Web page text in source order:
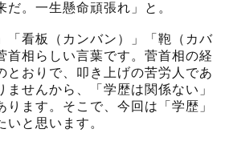
だ。一生懸命頑張れ」と。
「看板（カンバン）」「鞄（カバ
首相らしい言葉です。菅首相の経
とおりで、叩き上げの苦労人であ
ませんから、「学歴は関係ない」
ります。そこで、今回は「学歴」
いと思います。